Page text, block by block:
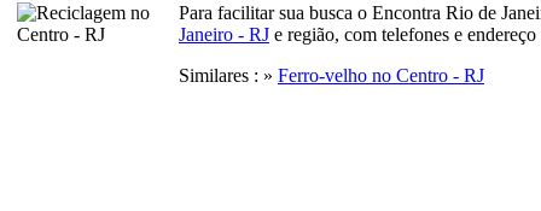
Para facilitar sua busca o Encontra Rio de
Janeiro - RJ e região, com telefones e endereço
Similares : » Ferro-velho no Centro - RJ